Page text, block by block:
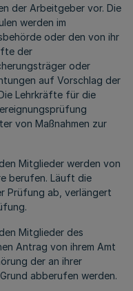
der Arbeitgeber vor. Die
werden im
oder den von ihr
der
oder
auf Vorschlag der
Lehrkräfte für die
von Maßnahmen zur
Mitglieder werden von
berufen. Läuft die
Prüfung ab, verlängert
Mitglieder des
Antrag von ihrem Amt
der an ihrer
abberufen werden.